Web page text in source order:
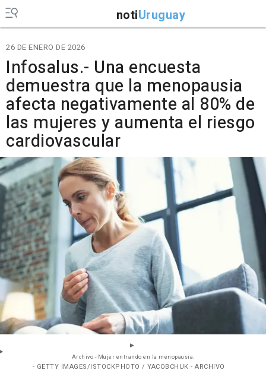
notiUruguay
26 DE ENERO DE 2026
Infosalus.- Una encuesta
demuestra que la menopausia
afecta negativamente al 80% de
las mujeres y aumenta el riesgo
cardiovascular
Archivo - Mujer entrando en la menopausia.
- GETTY IMAGES/ISTOCKPHOTO / YACOBCHUK - ARCHIVO